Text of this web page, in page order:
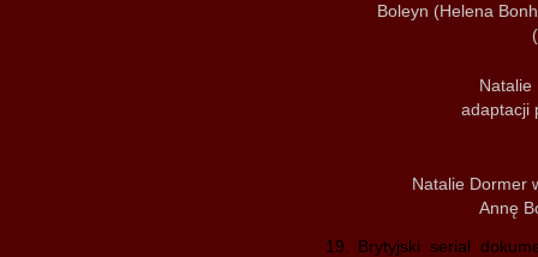
Boleyn (Helena
Natalie
adaptacji
Natalie Dormer
Annę
19. Brytyjski serial